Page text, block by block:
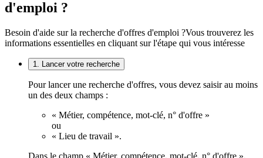
d'emploi ?
Besoin d'aide sur la recherche d'offres d'emploi ?Vous trouverez les
informations essentielles en cliquant sur l'étape qui vous intéresse
1. Lancer votre recherche
Pour lancer une recherche d'offres, vous devez saisir au moins
un des deux champs :
« Métier, compétence, mot-clé, n° d'offre »
ou
« Lieu de travail ».
Dans le champ « Métier, compétence, mot-clé, n° d'offre »,